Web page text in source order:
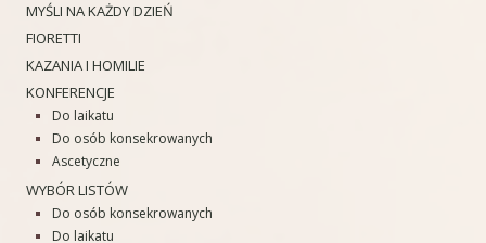
MYŚLI NA KAŻDY DZIEŃ
FIORETTI
KAZANIA I HOMILIE
KONFERENCJE
Do laikatu
Do osób konsekrowanych
Ascetyczne
WYBÓR LISTÓW
Do osób konsekrowanych
Do laikatu